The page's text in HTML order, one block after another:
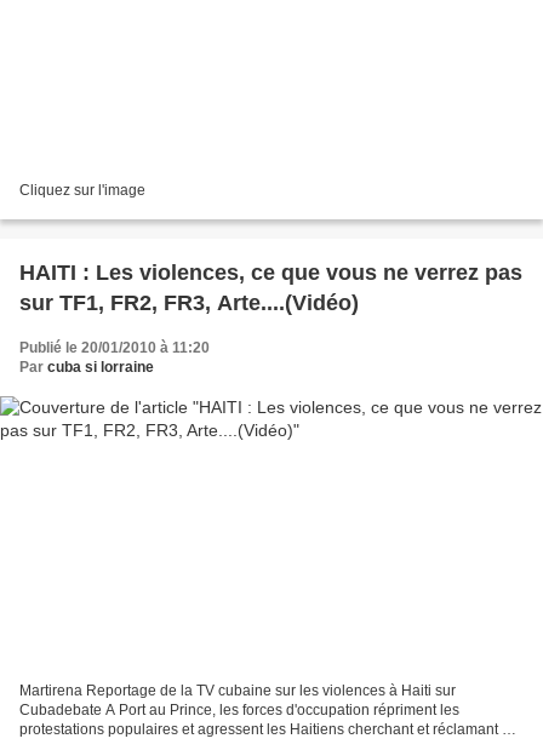
Cliquez sur l'image
HAITI : Les violences, ce que vous ne verrez pas
sur TF1, FR2, FR3, Arte....(Vidéo)
Publié le 20/01/2010 à 11:20
Par cuba si lorraine
Martirena Reportage de la TV cubaine sur les violences à Haiti sur
Cubadebate A Port au Prince, les forces d'occupation répriment les
protestations populaires et agressent les Haitiens cherchant et réclamant du